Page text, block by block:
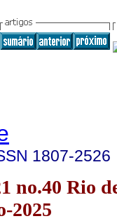
1807-2526
no.40 Rio
2025